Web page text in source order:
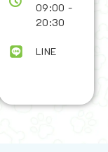
09:00 -
20:30
LINE